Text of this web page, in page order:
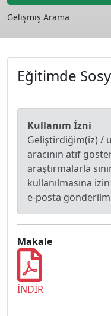
Gelişmiş Arama
Eğitimde
Kullanım İzni
Geliştirdiğim(iz) /
aracının atıf
araştırmalarla
kullanılmasına
e-posta
Makale
İNDİR